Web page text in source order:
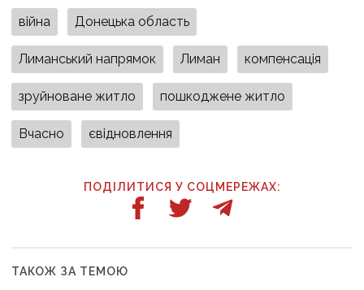
війна Донецька область
Лиманський напрямок Лиман компенсація
зруйноване житло пошкоджене житло
Вчасно євідновлення
ПОДІЛИТИСЯ У СОЦМЕРЕЖАХ:
ТАКОЖ ЗА ТЕМОЮ